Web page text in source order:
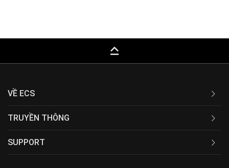
keyboard_capslock
VỀ ECS
TRUYỀN THÔNG
SUPPORT